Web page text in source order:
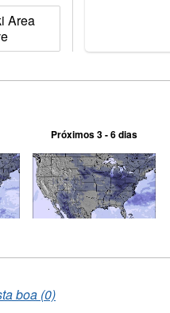
Area
Próximos 3 - 6 dias
boa (0)